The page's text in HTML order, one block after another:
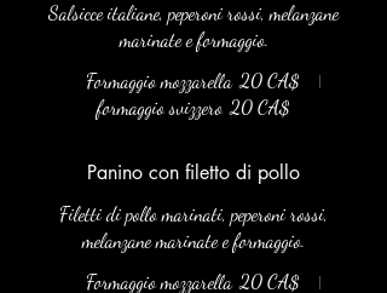
Salsicce italiane, peperoni rossi, melanzane
marinate e formaggio.
Formaggio mozzarella 20 CA$
formaggio svizzero 20 CA$
Panino con filetto di pollo
Filetti di pollo marinati, peperoni rossi,
melanzane marinate e formaggio.
Formaggio mozzarella 20 CA$